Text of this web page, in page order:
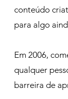
conteúdo
para algo
Em 2006,
qualquer
barreira de